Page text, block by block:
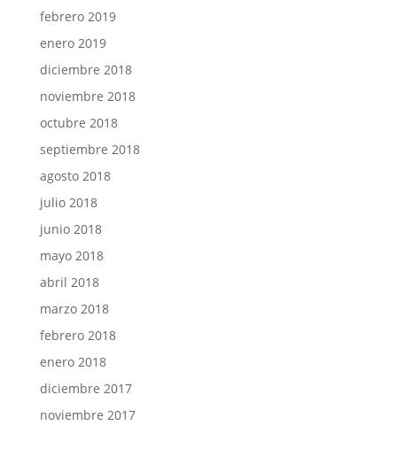
febrero 2019
enero 2019
diciembre 2018
noviembre 2018
octubre 2018
septiembre 2018
agosto 2018
julio 2018
junio 2018
mayo 2018
abril 2018
marzo 2018
febrero 2018
enero 2018
diciembre 2017
noviembre 2017